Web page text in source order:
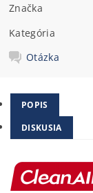
Značka
Kategória
Otázka
POPIS
DISKUSIA